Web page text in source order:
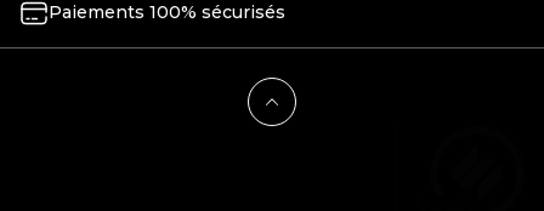
Paiements 100% sécurisés